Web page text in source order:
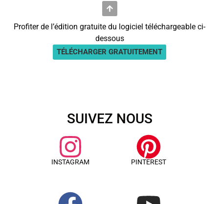
Profiter de l’édition gratuite du logiciel téléchargeable ci-
dessous
TÉLÉCHARGER GRATUITEMENT
SUIVEZ NOUS
INSTAGRAM PINTEREST